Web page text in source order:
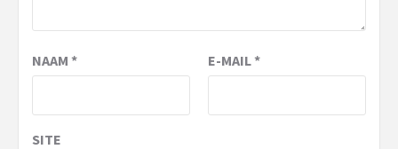
NAAM * E-MAIL*
SITE